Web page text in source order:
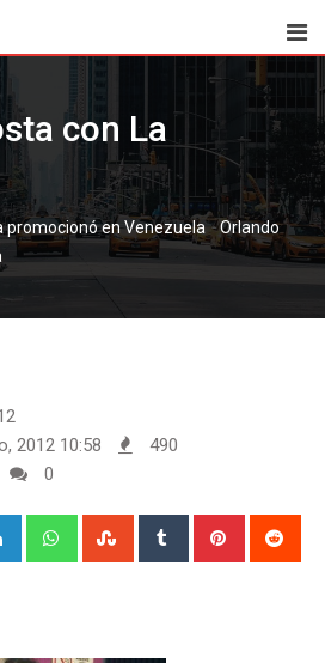
con La
-Orlando
2012 10:58
490
0
LinkedIn WhatsappStumbleUpon
Tumblr Pinterest